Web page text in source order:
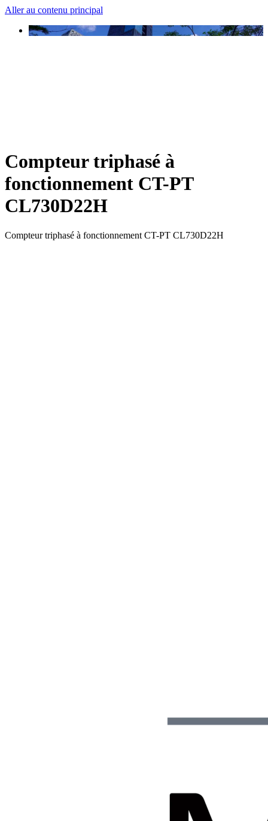
Aller au contenu principal
Compteur triphasé à
fonctionnement CT-PT
CL730D22H
Compteur triphasé à fonctionnement CT-PT CL730D22H